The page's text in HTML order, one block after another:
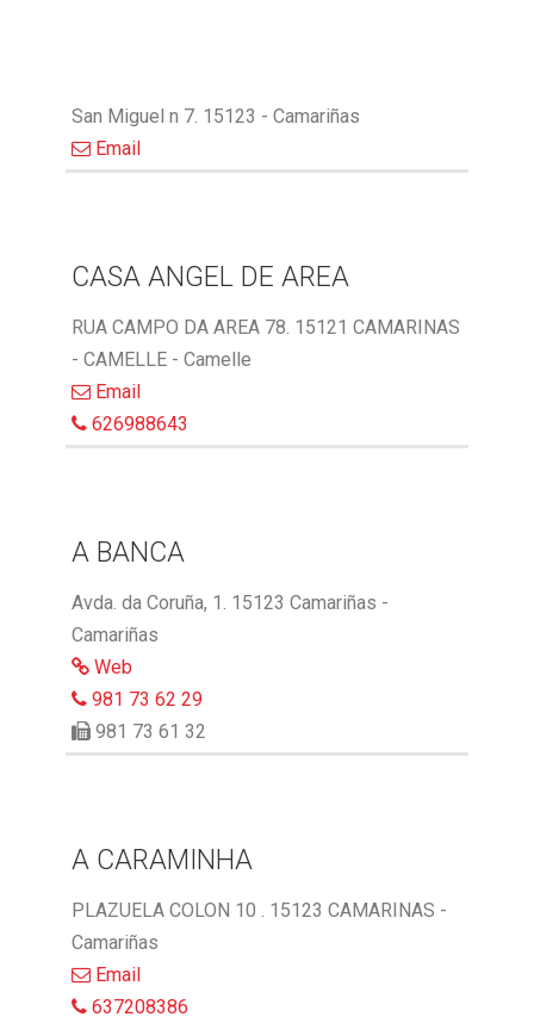
San Miguel n 7. 15123 - Camariñas
Email
CASA ANGEL DE AREA
RUA CAMPO DA AREA 78. 15121 CAMARINAS
- CAMELLE - Camelle
Email
626988643
A BANCA
Avda. da Coruña, 1. 15123 Camariñas -
Camariñas
Web
981 73 62 29
981 73 61 32
A CARAMINHA
PLAZUELA COLON 10 . 15123 CAMARINAS -
Camariñas
Email
637208386